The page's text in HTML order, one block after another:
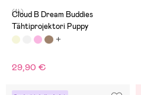
(14)
Cloud B Dream Buddies
Tähtiprojektori Puppy
29,90 €